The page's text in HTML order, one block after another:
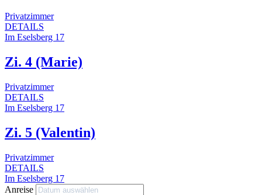
Privatzimmer
DETAILS
Im Eselsberg 17
Zi. 4 (Marie)
Privatzimmer
DETAILS
Im Eselsberg 17
Zi. 5 (Valentin)
Privatzimmer
DETAILS
Im Eselsberg 17
Anreise